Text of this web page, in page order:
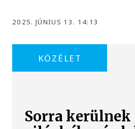
2025. JÚNIUS 13. 14:13
KÖZÉLET
Sorra kerülnek